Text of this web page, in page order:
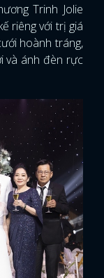
Trinh Jolie
riêng với trị giá
hoành tráng,
và ánh đèn rực